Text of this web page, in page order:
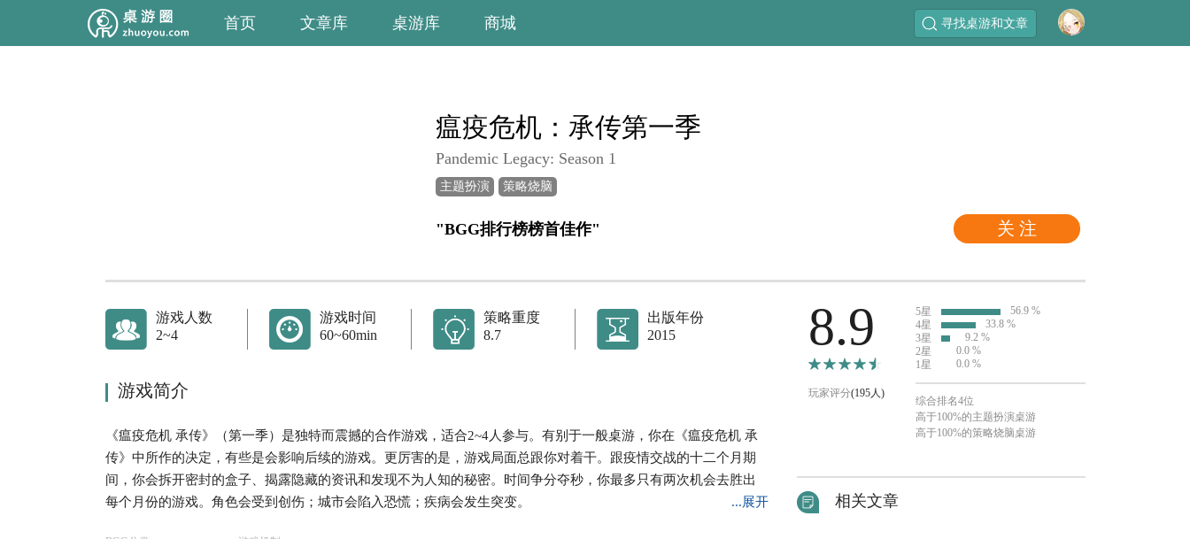
首页 文章库 桌游库 商城 寻找桌游和文章
关 注
瘟疫危机：承传第一季
Pandemic Legacy: Season 1
主题扮演 策略烧脑
"BGG排行榜榜首佳作"
游戏人数
2~4
游戏时间
60~60min
策略重度
8.7
出版年份
2015
游戏简介
《瘟疫危机 承传》（第一季）是独特而震撼的合作游戏，适合2~4人参与。有别于一般桌游，你在《瘟疫危机 承
传》中所作的决定，有些是会影响后续的游戏。更厉害的是，游戏局面总跟你对着干。跟疫情交战的十二个月期
间，你会拆开密封的盒子、揭露隐藏的资讯和发现不为人知的秘密。时间争分夺秒，你最多只有两次机会去胜出
每个月份的游戏。角色会受到创伤；城市会陷入恐慌；疾病会发生突变。
...展开
8.9
玩家评分(195人)
5星
56.9 %
4星
33.8 %
3星
9.2 %
2星
0.0 %
1星
0.0 %
综合排名4位
高于100%的主题扮演桌游
高于100%的策略烧脑桌游
相关文章